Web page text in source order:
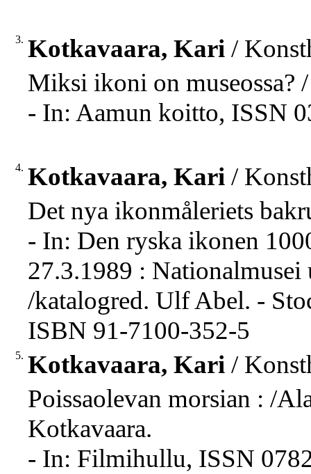
3. Kotkavaara, Kari /
Miksi ikoni on museossa?
- In: Aamun koitto, ISSN
4. Kotkavaara, Kari /
Det nya ikonmåleriets
- In: Den ryska ikonen
27.3.1989 :
/katalogred. Ulf Abel. -
ISBN 91-7100-352-5
5. Kotkavaara, Kari /
Poissaolevan morsian : /
Kotkavaara.
- In: Filmihullu, ISSN